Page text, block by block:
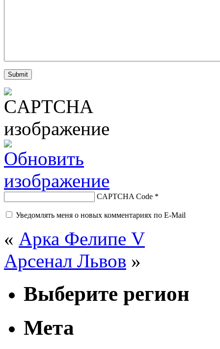
CAPTCHA Code *
Уведомлять меня о новых комментариях по E-Mail
« Арка Фелипе V
Арсенал Львов »
Выберите регион
Мета